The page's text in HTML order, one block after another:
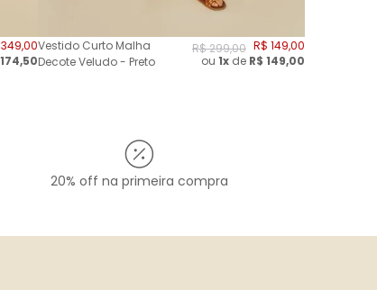
349,00
174,50
Vestido Curto Malha
Decote Veludo - Preto
R$299,00 R$ 149,00
ou 1x de R$ 149,00
20% off na primeira compra